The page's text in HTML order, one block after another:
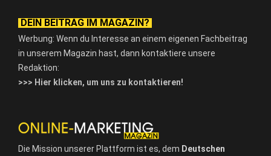
DEIN BEITRAG IM MAGAZIN?
Werbung: Wenn du Interesse an einem eigenen Fachbeitrag
in unserem Magazin hast, dann kontaktiere unsere
Redaktion:
>>> Hier klicken, um uns zu kontaktieren!
Die Mission unserer Plattform ist es, dem Deutschen